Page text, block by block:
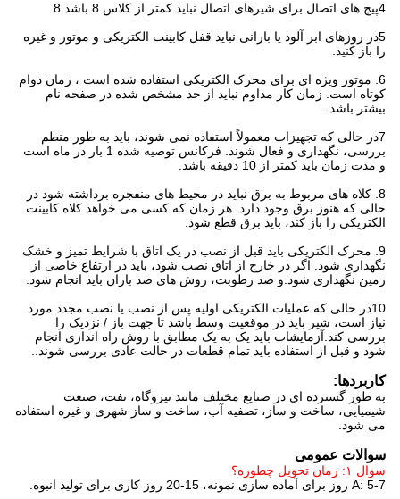
4پیچ های اتصال برای شیرهای اتصال نباید کمتر از کلاس 8 باشد.8.
5در روزهای ابر آلود یا بارانی نباید قفل کابینت الکتریکی و موتور و غیره
را باز کنید.
6. موتور ویژه ای برای محرک الکتریکی استفاده شده است ، زمان دوام
کوتاه است. زمان کار مداوم نباید از حد مشخص شده در صفحه نام
بیشتر باشد.
7در حالی که تجهیزات معمولاً استفاده نمی شوند، باید به طور منظم
بررسی، نگهداری و فعال شوند. فرکانس توصیه شده 1 بار در ماه است
و مدت زمان باید کمتر از 10 دقیقه باشد.
8. کلاه های مربوط به برق نباید در محیط های منفجره برداشته شود در
حالی که هنوز برق وجود دارد. هر زمان که کسی می خواهد کلاه کابینت
الکتریکی را باز کند، باید برق قطع شود.
9. محرک الکتریکی باید قبل از نصب در یک اتاق با شرایط تمیز و خشک
نگهداری شود. اگر در خارج از اتاق نصب شود، باید در ارتفاع خاصی از
زمین نگهداری شود.و ضد رطوبت، روش های ضد باران باید انجام شود.
10در حالی که عملیات الکتریکی اولیه پس از نصب یا نصب مجدد مورد
نیاز است، شیر باید در موقعیت وسط باشد تا جهت باز / نزدیک را
بررسی کند.آزمایشات باید یک به یک مطابق با روش راه اندازی انجام
شود و قبل از استفاده باید تمام قطعات در حالت عادی بررسی شوند..
کاربردها:
به طور گسترده ای در صنایع مختلف مانند نیروگاه، نفت، صنعت
شیمیایی، ساخت و ساز، تصفیه آب، ساخت و ساز شهری و غیره استفاده
می شود.
سوالات عمومی
سوال ۱: زمان تحویل چطوره؟
A: 5-7 روز برای آماده سازی نمونه، 15-20 روز کاری برای تولید انبوه.